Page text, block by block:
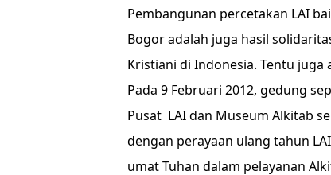
Pembangunan percetakan LAI
Bogor adalah juga hasil
Kristiani di Indonesia. Tentu juga
Pada 9 Februari 2012, gedung
Pusat LAI dan Museum Alkitab
dengan perayaan ulang tahun
umat Tuhan dalam pelayanan